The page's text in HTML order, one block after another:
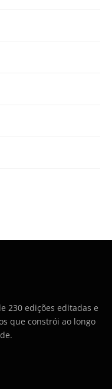
230 edições editadas e
que constrói ao longo